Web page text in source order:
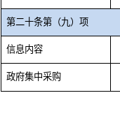
第二十条第（九）项
信息内容
政府集中采购